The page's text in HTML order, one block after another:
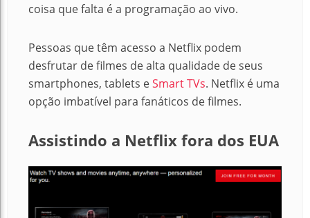
coisa que falta é a programação ao vivo.
Pessoas que têm acesso a Netflix podem
desfrutar de filmes de alta qualidade de seus
smartphones, tablets eSmart TVs. Netflix é uma
opção imbatível para fanáticos de filmes.
Assistindo a Netflix fora dos EUA